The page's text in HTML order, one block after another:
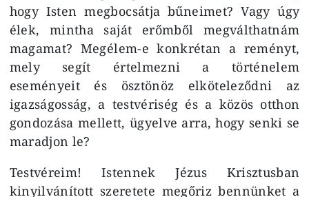
hogy Isten megbocsátja bűneimet? Vagy úgy
élek, mintha saját erőmből megválthatnám
magamat? Megélem-e konkrétan a reményt,
mely segít értelmezni a történelem
eseményeit és ösztönöz elköteleződni az
igazságosság, a testvériség és a közös otthon
gondozása mellett, ügyelve arra, hogy senki se
maradjon le?
Testvéreim! Istennek Jézus Krisztusban
kinyilvánított szeretete megőriz bennünket a